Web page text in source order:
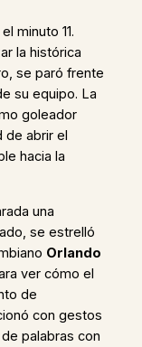
minuto 11.
la histórica
se paró frente
su equipo. La
goleador
abrir el
hacia la
una
se estrelló
Orlando
ver cómo el
de
con gestos
palabras con